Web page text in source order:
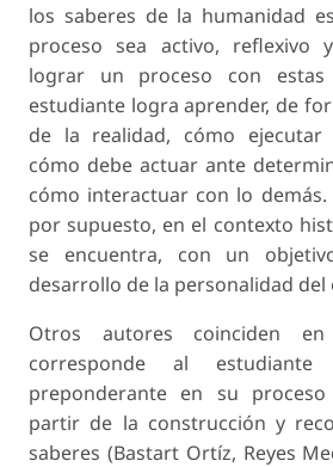
los saberes de la humanidad
proceso sea activo, reflexivo
lograr un proceso con estas
estudiante logra aprender, de
de la realidad, cómo ejecutar
cómo debe actuar ante
cómo interactuar con lo
por supuesto, en el contexto
se encuentra, con un
desarrollo de la personalidad del
Otros autores coinciden
corresponde al
preponderante en su
partir de la construcción y
saberes (Bastart Ortíz, Reyes